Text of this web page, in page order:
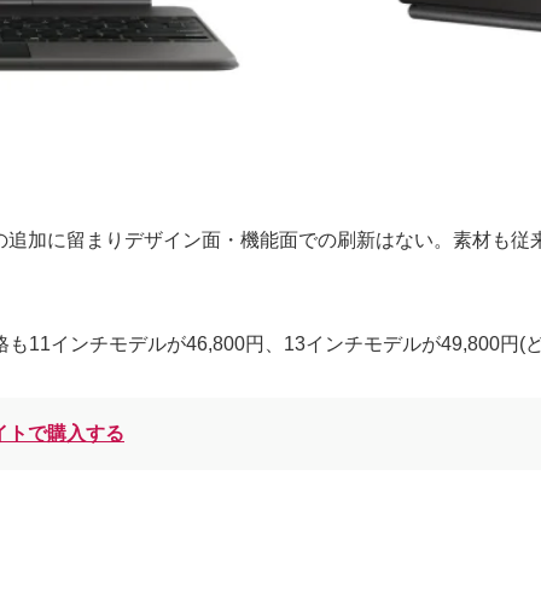
加に留まりデザイン面・機能面での刷新はない。素材も
11インチモデルが46,800円、13インチモデルが49,800円(
で購入する